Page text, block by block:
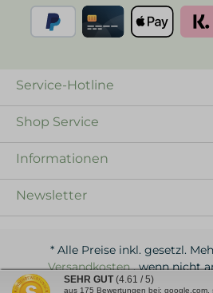
Service-Hotline
Shop Service
Informationen
Newsletter
* Alle Preise inkl. gesetzl.
Versandkosten, wenn nicht
SEHR GUT (4.61 / 5)
aus 175 Bewertungen bei: